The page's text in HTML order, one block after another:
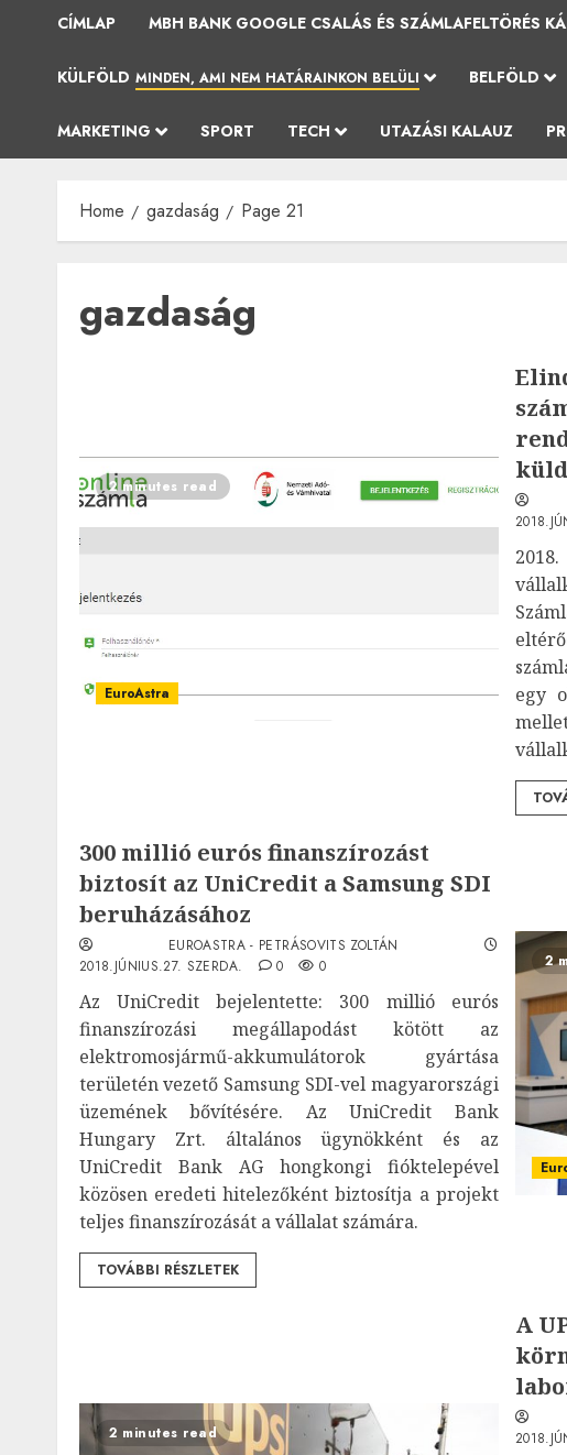
CÍMLAP MBH BANK GOOGLE CSALÁS ÉS SZÁMLAFELTÖRÉS
KÜLFÖLD MINDEN, AMI NEM HATÁRAINKON BELÜLI BELFÖLD
MARKETING SPORT TECH UTAZÁSI KALAUZ
Home gazdaság Page 21
gazdaság
2 minutes read
EuroAstra
egy
2
300 millió eurós finanszírozást
biztosít az UniCredit a Samsung SDI
beruházásához
EUROASTRA - PETRÁSOVITS ZOLTÁN
2018.JÚNIUS.27. SZERDA.
0 0
Az UniCredit bejelentette: 300 millió eurós
finanszírozási megállapodást kötött az
elektromosjármű-akkumulátorok gyártása
területén vezető Samsung SDI-vel magyarországi
üzemének bővítésére. Az UniCredit Bank
Hungary Zrt. általános ügynökként és az
UniCredit Bank AG hongkongi fióktelepével
közösen eredeti hitelezőként biztosítja a projekt
teljes finanszírozását a vállalat számára.
TOVÁBBI RÉSZLETEK
2 minutes read
A